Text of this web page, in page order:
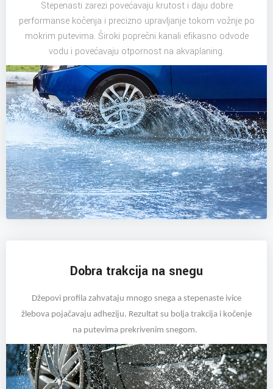
Stepenasti zarezi povećavaju krutost i daju dobre
performanse kočenja i precizno upravljanje tokom vožnje po
mokrim putevima. Široki poprečni kanali efikasno odvode
vodu i povećavaju otpornost na akvaplaning.
Dobra trakcija na snegu
Džepovi profila zahvataju mnogo snega a stepenaste ivice
žlebova pojačavaju adheziju. Rezultat su bolja trakcija i kočenje
na putevima prekrivenim snegom.